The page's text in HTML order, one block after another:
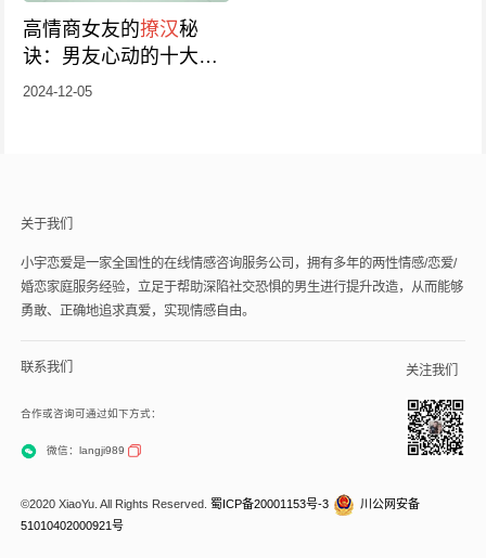
高情商女友的撩汉秘
诀：男友心动的十大攻
略，情感黏合剂般魅力
2024-12-05
关于我们
小宇恋爱是一家全国性的在线情感咨询服务公司，拥有多年的两性情感/恋爱/
婚恋家庭服务经验，立足于帮助深陷社交恐惧的男生进行提升改造，从而能够
勇敢、正确地追求真爱，实现情感自由。
联系我们
合作或咨询可通过如下方式：
微信：langji989
关注我们
©2020 XiaoYu. All Rights Reserved.蜀ICP备20001153号-3
川公网安备
51010402000921号